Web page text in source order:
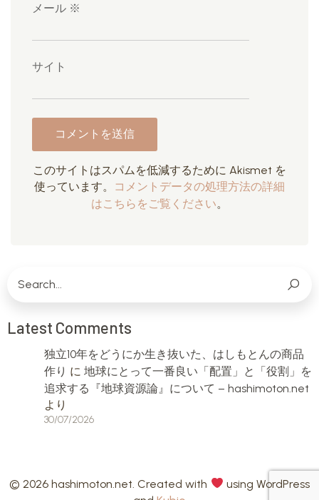
メール ※
サイト
このサイトはスパムを低減するために Akismet を
使っています。
コメントデータの処理方法の詳細
はこちらをご覧ください。
Latest Comments
独立10年をどうにか生き抜いた、はしもとんの商品
作り に 地球にとって一番良い「配置」と「役割」を
追求する『地球資源論』について – hashimoton.net
より
30/07/2026
© 2026 hashimoton.net. Created with
using WordPress